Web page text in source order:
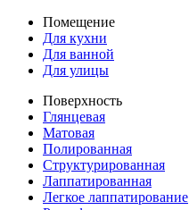
Помещение
Для кухни
Для ванной
Для улицы
Поверхность
Глянцевая
Матовая
Полированная
Структурированная
Лаппатированная
Легкое лаппатирование